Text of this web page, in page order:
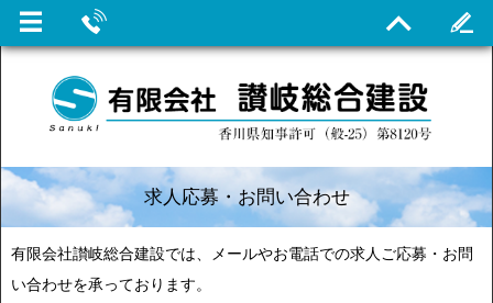
求人応募・お問い合わせ
有限会社讃岐総合建設では、メールやお電話での求人ご応募・お問
い合わせを承っております。